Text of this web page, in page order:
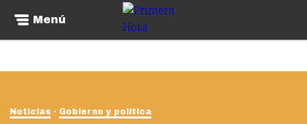
Menú
Noticias Gobierno y política